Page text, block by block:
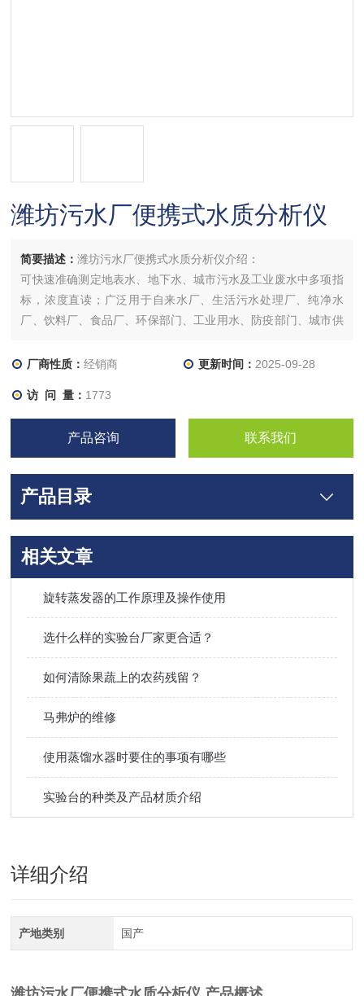
潍坊污水厂便携式水质分析仪
简要描述：潍坊污水厂便携式水质分析仪介绍：
可快速准确测定地表水、地下水、城市污水及工业废水中多项指
标，浓度直读；广泛用于自来水厂、生活污水处理厂、纯净水
厂、饮料厂、食品厂、环保部门、工业用水、防疫部门、城市供
织印染、石油化工、水处理等行业的水质检测。
厂商性质：经销商 更新时间： 2025-09-28
访 问 量： 1773
产品咨询 联系我们
产品目录
相关文章
旋转蒸发器的工作原理及操作使用
选什么样的实验台厂家更合适？
如何清除果蔬上的农药残留？
马弗炉的维修
使用蒸馏水器时要住的事项有哪些
实验台的种类及产品材质介绍
详细介绍
产地类别 国产